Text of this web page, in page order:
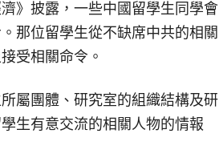
》披露，一些中國留學生同學會
那位留學生從不缺席中共的相關
受相關命令。
屬團體、研究室的組織結構及研
生有意交流的相關人物的情報